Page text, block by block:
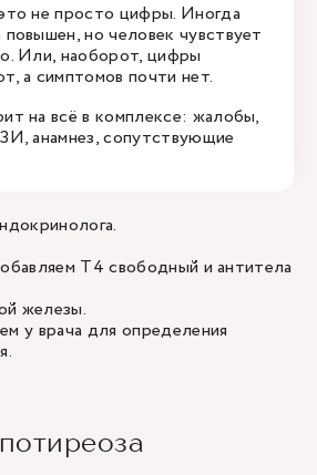
не просто цифры. Иногда
но человек чувствует
Или, наоборот, цифры
а симптомов почти нет.
на всё в комплексе: жалобы,
анамнез, сопутствующие
Т4 свободный и антитела
железы.
у врача для определения